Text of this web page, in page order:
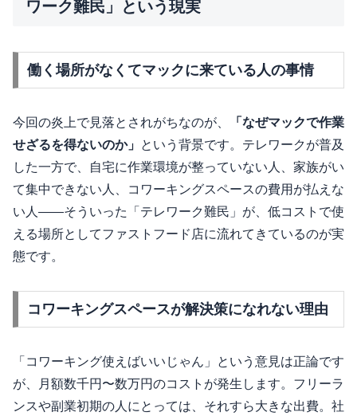
ワーク難民」という現実
働く場所がなくてマックに来ている人の事情
今回の炎上で見落とされがちなのが、
「なぜマックで作業
せざるを得ないのか」 という背景です。テレワークが普及
した一方で、自宅に作業環境が整っていない人、家族がい
て集中できない人、コワーキングスペースの費用が払えな
い人——そういった「テレワーク難民」が、低コストで使
える場所としてファストフード店に流れてきているのが実
態です。
コワーキングスペースが解決策になれない理由
「コワーキング使えばいいじゃん」という意見は正論です
が、月額数千円〜数万円のコストが発生します。フリーラ
ンスや副業初期の人にとっては、それすら大きな出費。社